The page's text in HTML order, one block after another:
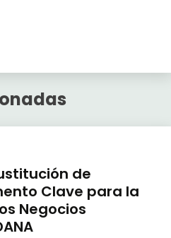
de
Clave para la
Negocios